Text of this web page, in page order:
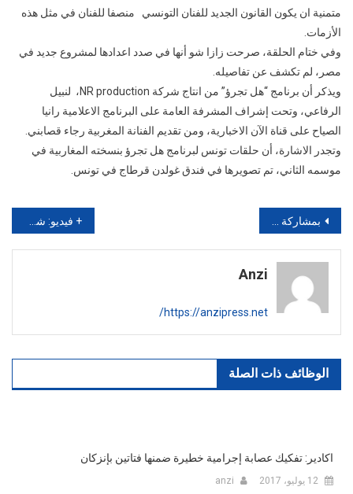
متمنية ان يكون القانون الجديد للفنان التونسي منصفا للفنان في مثل هذه
الأزمات.
وفي ختام الحلقة، صرحت زازا شو أنها في صدد اعدادها لمشروع جديد في
مصر، لم تكشف عن تفاصيله.
ويذكر أن برنامج “هل تجرؤ” من انتاج شركة NR production، لنبيل
الرفاعي، وتحت إشراف المشرفة العامة على البرنامج الاعلامية رانيا
الصياح على قناة الآن الاخبارية، ومن تقديم الفنانة المغربية رجاء قصابني.
وتجدر الاشارة، أن حلقات تونس لبرنامج هل تجرؤ بنسخته المغاربية في
موسمه الثاني، تم تصويرها في فندق غولدن قرطاج في تونس.
تصفّح
المقالات
بمشاركة نجوم هوليوود .. سيف عريبي يطلق برومو “باشا” من الجونة كأول فيلم عالمي يإنتاج عربي وبطولة فنان مصري شهير
Anzi
https://anzipress.net/
الوظائف ذات الصلة
اكادير: تفكيك عصابة إجرامية خطيرة ضمنها فتاتين بإنزكان
12 يوليو، 2017 anzi